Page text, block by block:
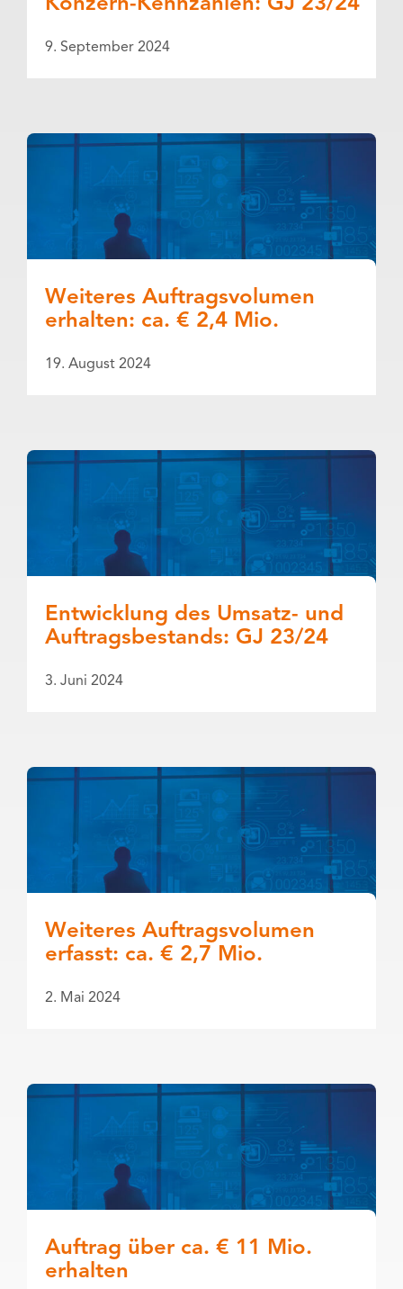
Konzern-Kennzahlen: GJ 23/24
9. September 2024
Weiteres Auftragsvolumen
erhalten: ca. € 2,4 Mio.
19. August 2024
Entwicklung des Umsatz- und
Auftragsbestands: GJ 23/24
3. Juni 2024
Weiteres Auftragsvolumen
erfasst: ca. € 2,7 Mio.
2. Mai 2024
Auftrag über ca. € 11 Mio.
erhalten